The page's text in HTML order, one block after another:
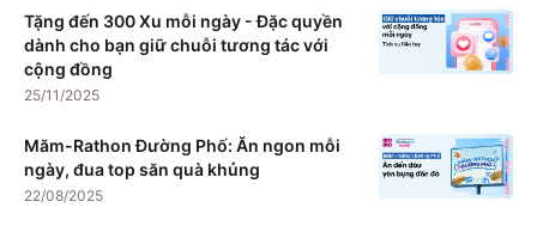
Tặng đến 300 Xu mỗi ngày - Đặc quyền
dành cho bạn giữ chuỗi tương tác với
cộng đồng
25/11/2025
Măm-Rathon Đường Phố: Ăn ngon mỗi
ngày, đua top săn quà khủng
22/08/2025